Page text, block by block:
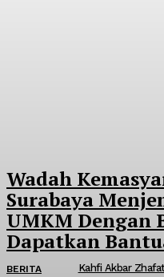
Wadah
Surabaya
UMKM Dengan
Dapatkan
BERITA Kahfi Akbar